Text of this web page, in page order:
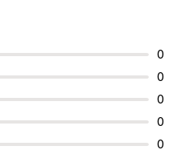
0
0
0
0
0